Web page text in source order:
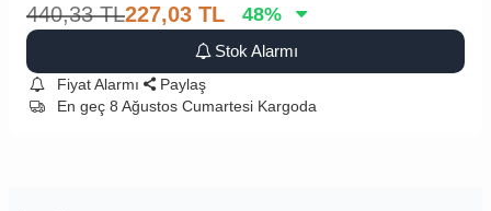
440,33 TL227,03 TL 48%
Stok Alarmı
Fiyat Alarmı
Paylaş
En geç 8 Ağustos Cumartesi Kargoda